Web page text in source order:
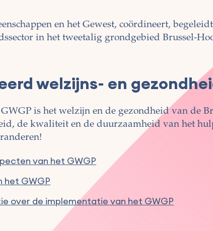
en het Gewest, coördineert,
in het tweetalig grondgebied Brussel-
welzijns- en
is het welzijn en de gezondheid van de
de kwaliteit en de duurzaamheid van het
van het GWGP
het GWGP
over de implementatie van het GWGP